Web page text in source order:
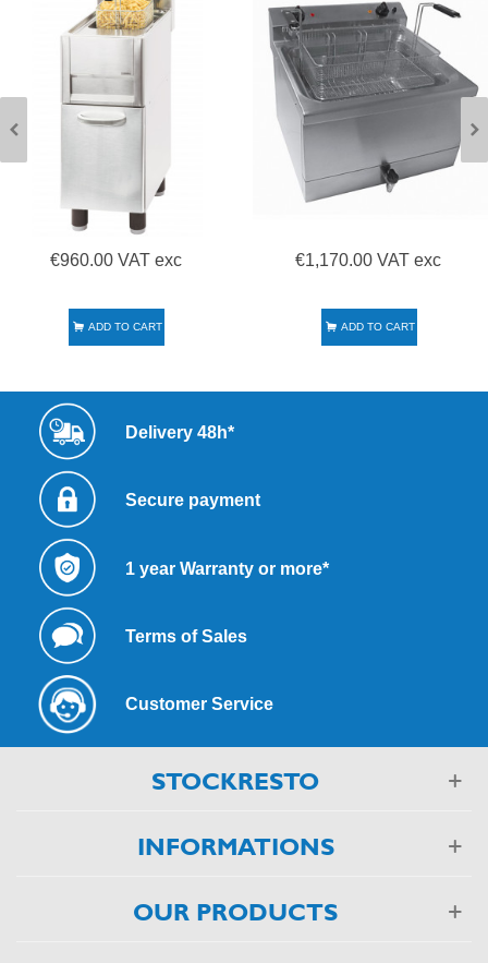
€960.00 VAT exc
ADD TO CART
€1,170.00 VAT exc
ADD TO CART
Delivery 48h*
Secure payment
1 year Warranty or more*
Terms of Sales
Customer Service
STOCKRESTO
INFORMATIONS
OUR PRODUCTS